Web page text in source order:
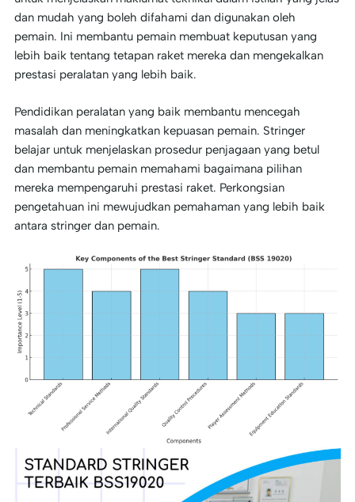
dan mudah yang boleh difahami dan digunakan oleh
pemain. Ini membantu pemain membuat keputusan yang
lebih baik tentang tetapan raket mereka dan mengekalkan
prestasi peralatan yang lebih baik.
Pendidikan peralatan yang baik membantu mencegah
masalah dan meningkatkan kepuasan pemain. Stringer
belajar untuk menjelaskan prosedur penjagaan yang betul
dan membantu pemain memahami bagaimana pilihan
mereka mempengaruhi prestasi raket. Perkongsian
pengetahuan ini mewujudkan pemahaman yang lebih baik
antara stringer dan pemain.